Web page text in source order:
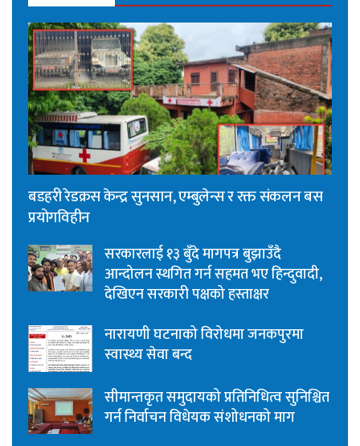
बडहरी रेडक्रस केन्द्र सुनसान, एम्बुलेन्स र रक्त संकलन बस
प्रयोगविहीन
सरकारलाई १३ बुँदे मागपत्र बुझाउँदै
आन्दोलन स्थगित गर्न सहमत भए हिन्दुवादी,
देखिएन सरकारी पक्षको हस्ताक्षर
नारायणी घटनाको विरोधमा जनकपुरमा
स्वास्थ्य सेवा बन्द
सीमान्तकृत समुदायको प्रतिनिधित्व सुनिश्चित
गर्न निर्वाचन विधेयक संशोधनको माग